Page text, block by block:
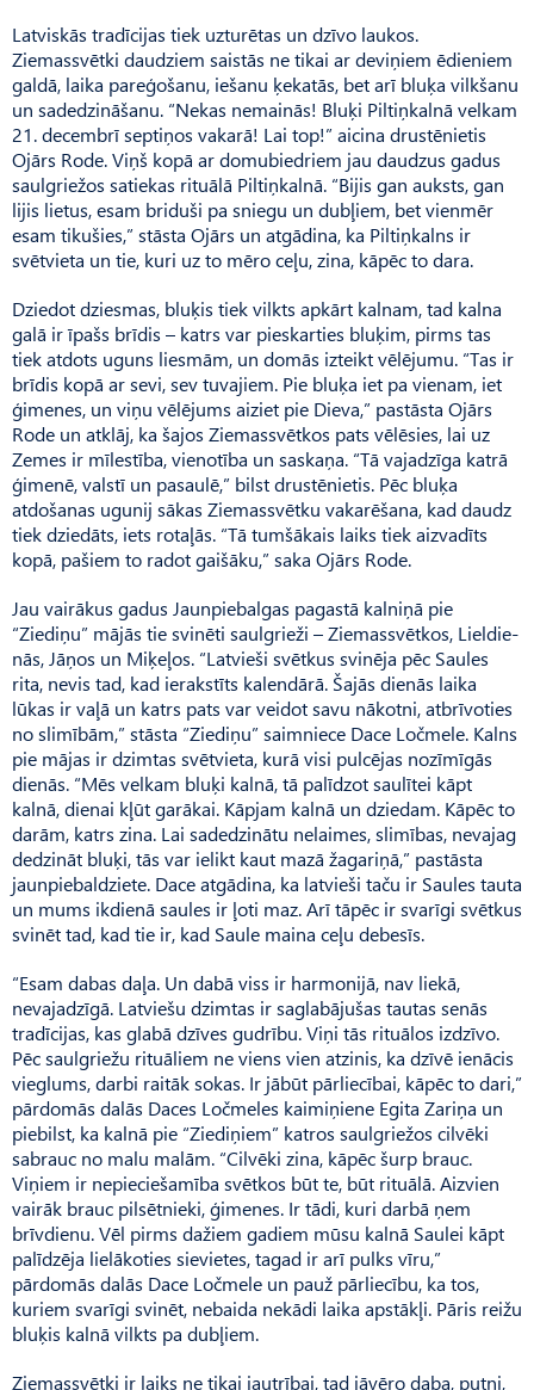
Latviskās tradīcijas tiek uzturētas un dzīvo laukos.
Ziemassvētki daudziem saistās ne tikai ar deviņiem ēdieniem
galdā, laika pareģošanu, iešanu ķekatās, bet arī bluķa vilkšanu
un sadedzināšanu. “Nekas nemainās! Bluķi Piltiņ­kalnā velkam
21. decembrī septiņos vakarā! Lai top!” aicina drustēnietis
Ojārs Rode. Viņš kopā ar domubiedriem jau daudzus gadus
saulgriežos satiekas rituālā Piltiņkalnā. “Bijis gan auksts, gan
lijis lietus, esam briduši pa sniegu un dubļiem, bet vienmēr
esam tikušies,” stāsta Ojārs un atgādina, ka Piltiņkalns ir
svētvieta un tie, kuri uz to mēro ceļu, zina, kāpēc to dara.
Dziedot dziesmas, bluķis tiek vilkts apkārt kalnam, tad kalna
galā ir īpašs brīdis – katrs var pieskarties bluķim, pirms tas
tiek atdots uguns liesmām, un domās izteikt vēlējumu. “Tas ir
brīdis kopā ar sevi, sev tuvajiem. Pie bluķa iet pa vienam, iet
ģimenes, un viņu vēlējums aiziet pie Dieva,” pastāsta Ojārs
Rode un atklāj, ka šajos Ziemassvētkos pats vēlēsies, lai uz
Zemes ir mīlestība, vienotība un saskaņa. “Tā vajadzīga katrā
ģimenē, valstī un pasaulē,” bilst drustēnietis. Pēc bluķa
atdošanas ugunij sākas Ziemassvētku vakarēšana, kad daudz
tiek dziedāts, iets rotaļās. “Tā tumšākais laiks tiek aizvadīts
kopā, pašiem to radot gaišāku,” saka Ojārs Rode.
Jau vairākus gadus Jaun­piebalgas pagastā kalniņā pie
“Ziediņu” mājās tie svinēti saulgrieži – Ziemassvētkos, Lieldie­
nās, Jāņos un Miķeļos. “Latvieši svētkus svinēja pēc Saules
rita, nevis tad, kad ierakstīts kalendārā. Šajās dienās laika
lūkas ir vaļā un katrs pats var veidot savu nākotni, atbrīvoties
no slimībām,” stāsta “Ziediņu” saimniece Dace Ločmele. Kalns
pie mājas ir dzimtas svētvieta, kurā visi pulcējas nozīmīgās
dienās. “Mēs velkam bluķi kalnā, tā palīdzot saulītei kāpt
kalnā, dienai kļūt garākai. Kāpjam kalnā un dziedam. Kāpēc to
darām, katrs zina. Lai sadedzinātu nelaimes, slimības, nevajag
dedzināt bluķi, tās var ielikt kaut mazā žagariņā,” pastāsta
jaunpiebaldziete. Dace atgādina, ka latvieši taču ir Saules tauta
un mums ikdienā saules ir ļoti maz. Arī tāpēc ir svarīgi svētkus
svinēt tad, kad tie ir, kad Saule maina ceļu debesīs.
“Esam dabas daļa. Un dabā viss ir harmonijā, nav liekā,
nevajadzīgā. Latviešu dzimtas ir saglabājušas tautas senās
tradīcijas, kas glabā dzīves gudrību. Viņi tās rituālos izdzīvo.
Pēc saulgriežu rituāliem ne viens vien atzinis, ka dzīvē ienācis
vieglums, darbi raitāk sokas. Ir jābūt pārliecībai, kāpēc to dari,”
pārdomās dalās Daces Ločmeles kaimiņiene Egita Zariņa un
piebilst, ka kalnā pie “Ziediņiem” katros saulgriežos cilvēki
sabrauc no malu malām. “Cilvēki zina, kāpēc šurp brauc.
Viņiem ir nepieciešamība svētkos būt te, būt rituālā. Aizvien
vairāk brauc pilsētnieki, ģimenes. Ir tādi, kuri darbā ņem
brīvdienu. Vēl pirms dažiem gadiem mūsu kalnā Saulei kāpt
palīdzēja lielākoties sievietes, tagad ir arī pulks vīru,”
pārdomās dalās Dace Ločmele un pauž pārliecību, ka tos,
kuriem svarīgi svinēt, nebaida nekādi laika apstākļi. Pāris reižu
bluķis kalnā vilkts pa dubļiem.
Ziemassvētki ir laiks ne tikai jautrībai, tad jāvēro daba, putni,